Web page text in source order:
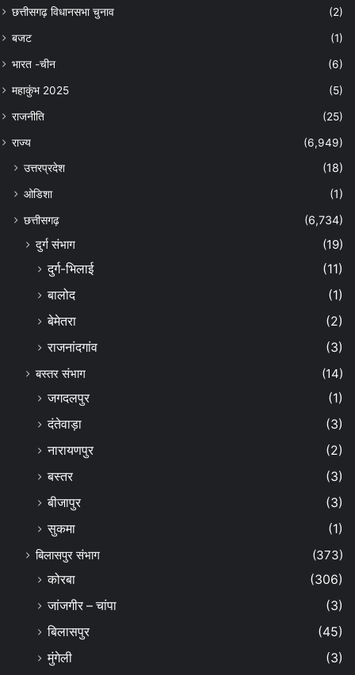
छत्तीसगढ़ विधानसभा चुनाव (2)
बजट (1)
भारत -चीन (6)
महाकुंभ 2025 (5)
राजनीति (25)
राज्य (6,949)
उत्तरप्रदेश
(18)
ओडिशा
(1)
छत्तीसगढ़
(6,734)
दुर्ग संभाग
(19)
दुर्ग-भिलाई
(11)
बालोद
(1)
बेमेतरा
(2)
राजनांदगांव
(3)
बस्तर संभाग
(14)
जगदलपुर
(1)
दंतेवाड़ा
(3)
नारायणपुर
(2)
बस्तर
(3)
बीजापुर
(3)
सुकमा
(1)
बिलासपुर संभाग
(373)
कोरबा
(306)
जांजगीर – चांपा
(3)
बिलासपुर
(45)
मुंगेली
(3)